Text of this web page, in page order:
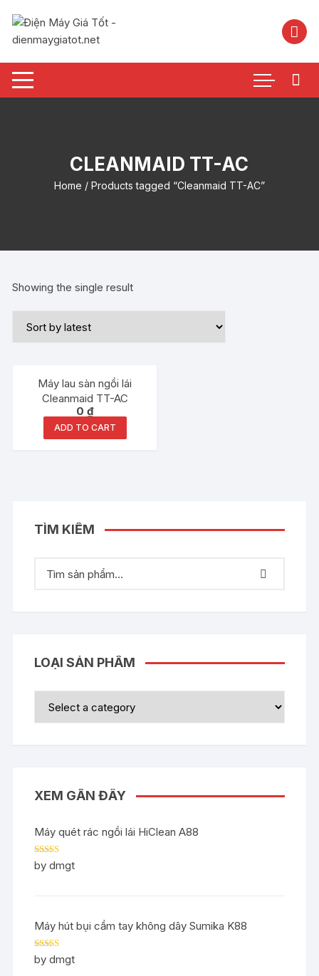
nội
CLEANMAID TT-AC
Home / Products tagged “Cleanmaid TT-AC”
Showing the single result
Máy lau sàn ngồi lái
Cleanmaid TT-AC
0₫
ADD TO CART
TÌM KIẾM
LOẠI SẢN PHẨM
XEM GẦN ĐÂY
Máy quét rác ngồi lái HiClean A88
Rated5out
of 5
by dmgt
Máy hút bụi cầm tay không dây Sumika K88
Rated5out
of 5
by dmgt